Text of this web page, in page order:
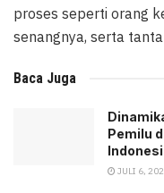
proses seperti orang
senangnya, serta
Baca Juga
Pemilu
JULI 6,